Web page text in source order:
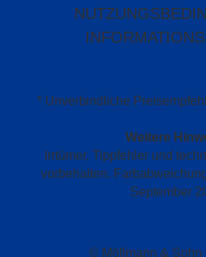
* Unverbindliche
Weitere
Irrtümer, Tippfehler und
vorbehalten.
September
© Möllmann & Sohn